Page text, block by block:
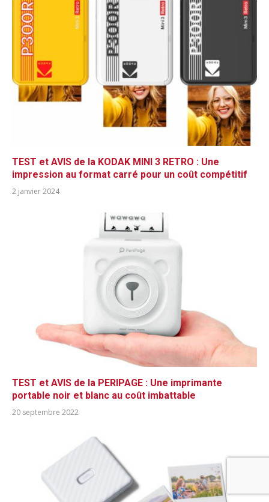
TEST et AVIS de la KODAK MINI 3 RETRO : Une
impression au format carré pour un coût compétitif
2 janvier 2024
TEST et AVIS de la PERIPAGE : Une imprimante
portable noir et blanc au coût imbattable
20 septembre 2022